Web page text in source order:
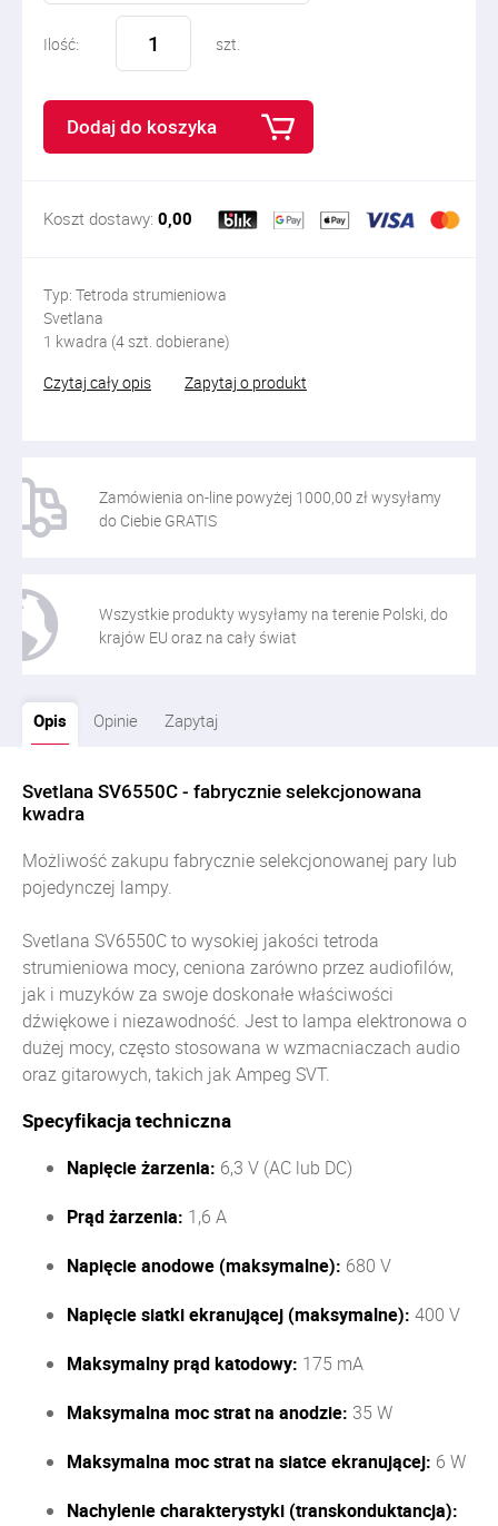
Ilość: szt.
Dodaj do koszyka
Koszt dostawy: 0,00
Typ: Tetroda strumieniowa
Svetlana
1 kwadra (4 szt. dobierane)
Czytaj cały opis
Zapytaj o produkt
Zamówienia on-line powyżej 1000,00 zł wysyłamy
do Ciebie GRATIS
Wszystkie produkty wysyłamy na terenie Polski, do
krajów EU oraz na cały świat
Opis Opinie Zapytaj
Svetlana SV6550C - fabrycznie selekcjonowana
kwadra
Możliwość zakupu fabrycznie selekcjonowanej pary lub
pojedynczej lampy.
Svetlana SV6550C to wysokiej jakości tetroda
strumieniowa mocy, ceniona zarówno przez audiofilów,
jak i muzyków za swoje doskonałe właściwości
dźwiękowe i niezawodność. Jest to lampa elektronowa o
dużej mocy, często stosowana w wzmacniaczach audio
oraz gitarowych, takich jak Ampeg SVT.
Specyfikacja techniczna
Napięcie żarzenia: 6,3 V (AC lub DC)
Prąd żarzenia: 1,6 A
Napięcie anodowe (maksymalne): 680 V
Napięcie siatki ekranującej (maksymalne): 400 V
Maksymalny prąd katodowy: 175 mA
Maksymalna moc strat na anodzie: 35 W
Maksymalna moc strat na siatce ekranującej: 6 W
Nachylenie charakterystyki (transkonduktancja):